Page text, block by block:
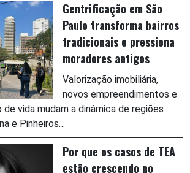
Gentrificação em São
Paulo transforma bairros
tradicionais e pressiona
moradores antigos
Valorização imobiliária,
novos empreendimentos e
vida mudam a dinâmica de regiões
e Pinheiros…
Por que os casos de TEA
estão crescendo no